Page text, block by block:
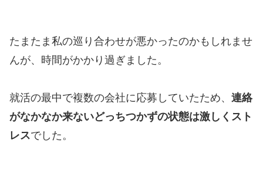
たまたま私の巡り合わせが悪かったのかもしれませ
んが、時間がかかり過ぎました。
就活の最中で複数の会社に応募していたため、 連絡
がなかなか来ないどっちつかずの状態は激しくスト
レスでした。